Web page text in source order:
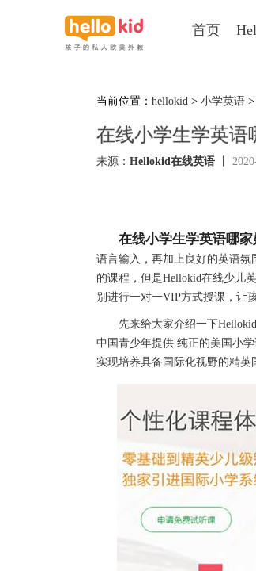
首页
当前位置： hellokid > 小学英语
在线小学生学英语
来源： Hellokid在线英语
在线小学生学英语哪家
语言输入，再加上良好的英语
的课程，但是Hellokid在线少儿
别进行一对一VIP方式授课，让
先来给大家介绍一下Hellokid
中国青少年提供 纯正的美国小
实现培养具备国际化视野的精英